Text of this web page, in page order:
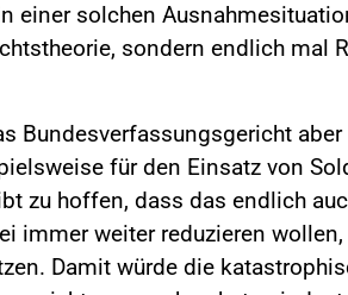
einer solchen
sondern endlich mal
Bundesverfassungsgericht
für den Einsatz von
zu hoffen, dass das endlich
immer weiter reduzieren
Damit würde die